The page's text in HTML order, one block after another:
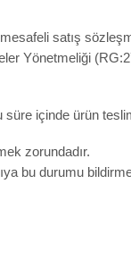
satış
Yönetmeliği
içinde ürün
zorundadır.
bu durumu